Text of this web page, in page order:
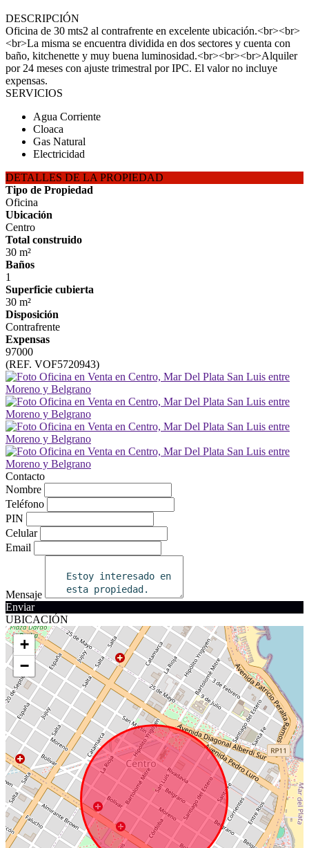
DESCRIPCIÓN
Oficina de 30 mts2 al contrafrente en excelente ubicación.<br><br>
<br>La misma se encuentra dividida en dos sectores y cuenta con
baño, kitchenette y muy buena luminosidad.<br><br><br>Alquiler
por 24 meses con ajuste trimestral por IPC. El valor no incluye
expensas.
SERVICIOS
Agua Corriente
Cloaca
Gas Natural
Electricidad
DETALLES DE LA PROPIEDAD
Tipo de Propiedad
Oficina
Ubicación
Centro
Total construido
30 m²
Baños
1
Superficie cubierta
30 m²
Disposición
Contrafrente
Expensas
97000
(REF. VOF5720943)
Contacto
Nombre
Teléfono
PIN
Celular
Email
Mensaje
Enviar
UBICACIÓN
+
−